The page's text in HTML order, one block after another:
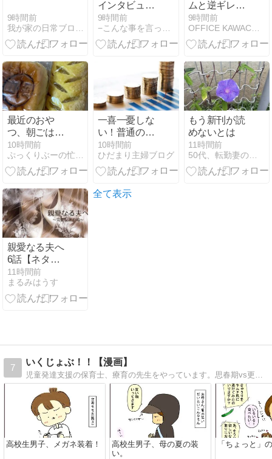
9時間前
インタビュー
記事掲載 8月
①
9時間前
−こんな事を言っちゃあなんですが！−かづオフィシャルブログ
ムと逆ギレ女
【マンガブロ
グ】
9時間前
OFFICE KAWACHIYO
最近のおや
つ、朝ごは
ん、昼ごは
ん、夜ごはん
10時間前
ぷっくりぶーの忙しい毎日
一喜一憂しな
い！普通の主
婦が見つけた
「心がザワつ
かない」資産
10時間前
ひだまり主婦ブログ
もう新刊が読
めないとは
11時間前
50代、転勤妻の心地よい暮らし
親愛なる夫へ
6話【ネタバ
レ感想】お前
の言葉は綺麗
事
11時間前
まるみはうす
全て表示
7
いくじょぶ！！【漫画】
児童発達支援の保育士、療育の先生をやっています。思春期vs更年期な中高生息子と母の日常まんがと、療育・保育の話。
高校生男子、メガネ装着！
高校生男子、母の夏の装
い。
「ちょっと」